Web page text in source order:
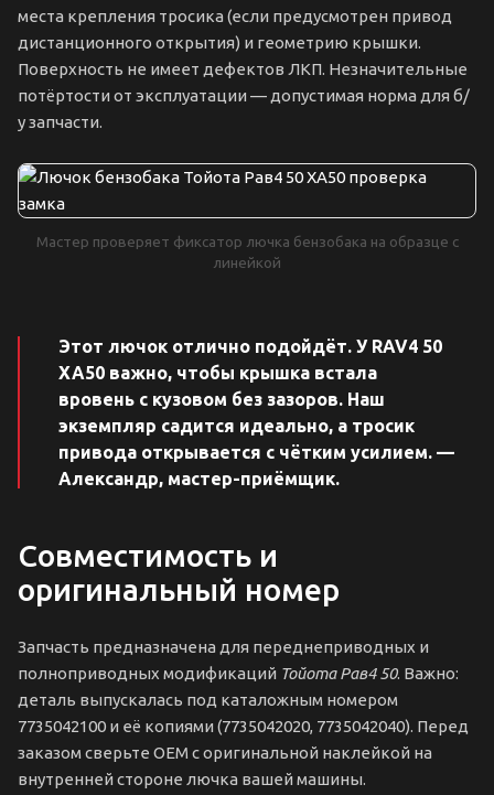
места крепления тросика (если предусмотрен привод
дистанционного открытия) и геометрию крышки.
Поверхность не имеет дефектов ЛКП. Незначительные
потёртости от эксплуатации — допустимая норма для б/
у запчасти.
Мастер проверяет фиксатор лючка бензобака на образце с
линейкой
Этот лючок отлично подойдёт. У RAV4 50
XA50 важно, чтобы крышка встала
вровень с кузовом без зазоров. Наш
экземпляр садится идеально, а тросик
привода открывается с чётким усилием. —
Александр, мастер-приёмщик.
Совместимость и
оригинальный номер
Запчасть предназначена для переднеприводных и
полноприводных модификаций Тойота Рав4 50. Важно:
деталь выпускалась под каталожным номером
7735042100 и её копиями (7735042020, 7735042040). Перед
заказом сверьте OEM с оригинальной наклейкой на
внутренней стороне лючка вашей машины.